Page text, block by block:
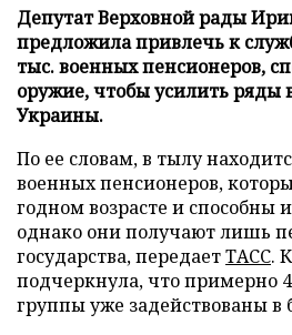
Депутат Верховной рады
предложила привлечь к
тыс. военных пенсионеров,
оружие, чтобы усилить ряды
Украины.
По ее словам, в тылу
военных пенсионеров,
годном возрасте и способны
однако они получают лишь
государства, передаетТАСС.
подчеркнула, что примерно
группы уже задействованы в